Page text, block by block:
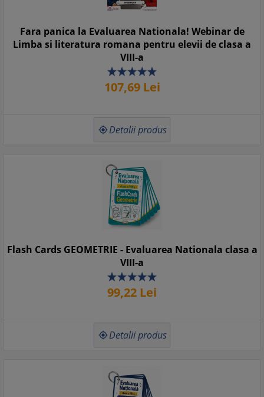
Fara panica la Evaluarea Nationala! Webinar de
Limba si literatura romana pentru elevii de clasa a
VIII-a
107,69Lei
 Detalii produs
Flash Cards GEOMETRIE - Evaluarea Nationala clasa a
VIII-a
99,22 Lei
 Detalii produs